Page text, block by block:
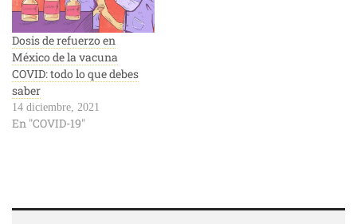
Dosis de refuerzo en
México de la vacuna
COVID: todo lo que debes
saber
14 diciembre, 2021
En "COVID-19"